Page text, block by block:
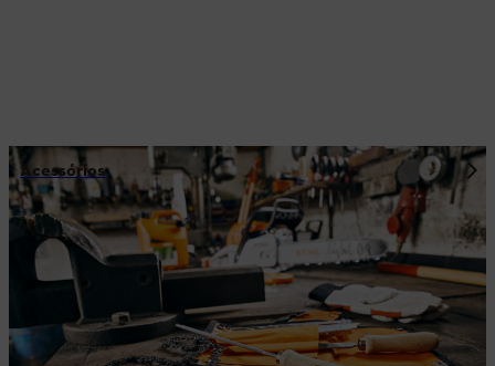
Acessórios